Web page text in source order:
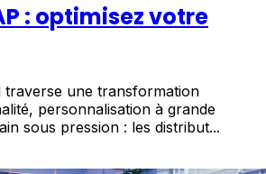
: optimisez votre
traverse une transformation
personnalisation à grande
sous pression : les distribut...